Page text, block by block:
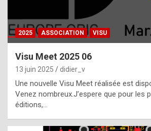
t
t
e
2025 ASSOCIATION VISU
Visu Meet 2025 06
13 juin 2025 didier_v
Une nouvelle Visu Meet réalisée est
Venez nombreux.J’espere que pour les
éditions,…